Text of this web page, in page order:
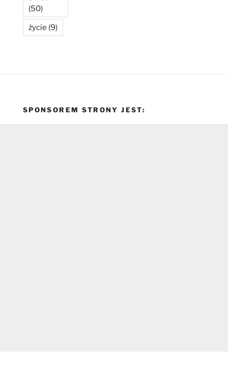
(50)
życie (9)
SPONSOREM STRONY JEST: